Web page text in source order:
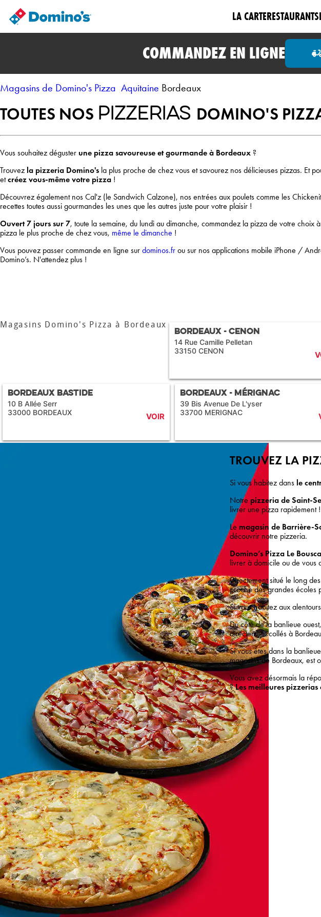
LA CARTERESTAURANTS
COMMANDEZ EN LIGNE
Magasins de Domino's Pizza Aquitaine Bordeaux
TOUTES NOS PIZZERIAS DOMINO'S
Vous souhaitez déguster une pizza savoureuse et gourmande à Bordeaux ?
Trouvez la pizzeria Domino's la plus proche de chez vous et savourez nos délicieuses pizzas. Et
et créez vous-même votre pizza !
Découvrez également nos Cal'z (le Sandwich Calzone), nos entrées aux poulets comme les
recettes toutes aussi gourmandes les unes que les autres juste pour votre plaisir !
Ouvert 7 jours sur 7, toute la semaine, du lundi au dimanche, commandez la pizza de votre choix
pizza le plus proche de chez vous, même le dimanche !
Vous pouvez passer commande en ligne sur dominos.fr ou sur nos applications mobile iPhone /
Domino’s. N'attendez plus !
Magasins Domino's Pizza à Bordeaux
Bordeaux - Cenon
14 Rue Camille Pelletan
33150 CENON
Bordeaux Bastide
10 B Allée Serr
33000 BORDEAUX
VOIR
Bordeaux - Mérignac
39 Bis Avenue De L'yser
33700 MERIGNAC
TROUVEZ LA
Si vous habitez dans le
Notre pizzeria de Saint-
livrer une pizza rapidement !
Le magasin de Barrière-
découvrir notre pizzeria.
Domino’s Pizza Le
livrer à domicile ou de vous
Directement situé le long
proche des grandes écoles
Si vous habitez aux
Du côté de la banlieue
directement collés à
Si vous êtes dans la
magasins de Bordeaux, est
Vous avez désormais la
? Les meilleures